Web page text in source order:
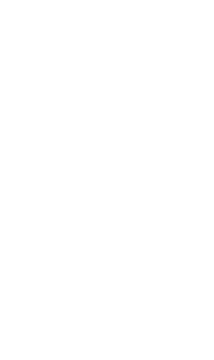
Überschriften